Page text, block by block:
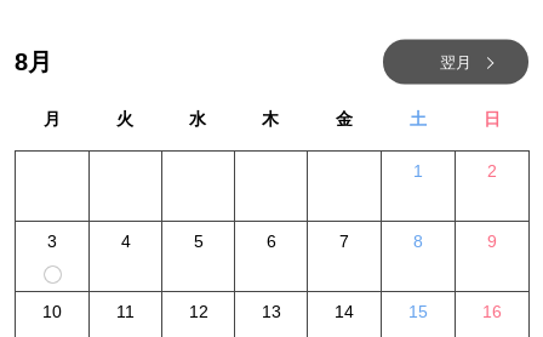
8月 翌月
月 火 水 木 金 土 日
1 2
3 4 5 6 7 8 9
10 11 12 13 14 15 16